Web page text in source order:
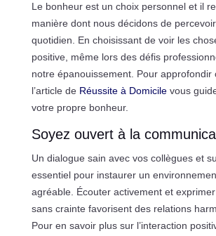
Le bonheur est un choix personnel et il
manière dont nous décidons de
quotidien. En choisissant de voir les
positive, même lors des défis
notre épanouissement. Pour approfondir
l’article de Réussite à Domicilevous
votre propre bonheur.
Soyez ouvert à la
Un dialogue sain avec vos collègues et
essentiel pour instaurer un
agréable. Écouter activement et
sans crainte favorisent des relations
Pour en savoir plus sur l’interaction